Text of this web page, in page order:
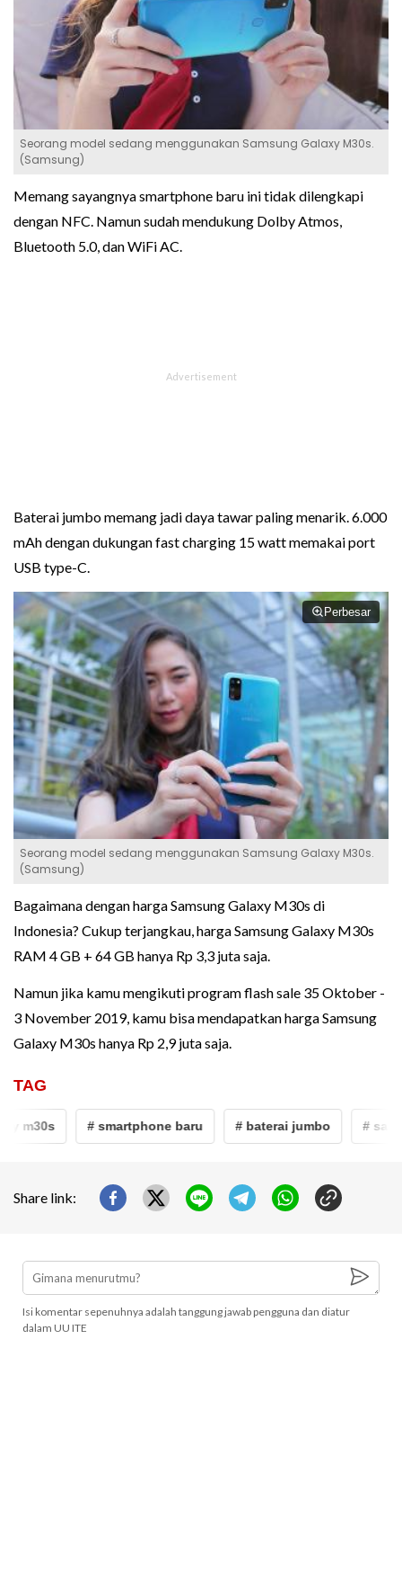
Seorang model sedang menggunakan Samsung Galaxy M30s.
(Samsung)
Memang sayangnya smartphone baru ini tidak dilengkapi
dengan NFC. Namun sudah mendukung Dolby Atmos,
Bluetooth 5.0, dan WiFi AC.
Baterai jumbo memang jadi daya tawar paling menarik. 6.000
mAh dengan dukungan fast charging 15 watt memakai port
USB type-C.
Perbesar
Seorang model sedang menggunakan Samsung Galaxy M30s.
(Samsung)
Bagaimana dengan harga Samsung Galaxy M30s di
Indonesia? Cukup terjangkau, harga Samsung Galaxy M30s
RAM 4 GB + 64 GB hanya Rp 3,3 juta saja.
Namun jika kamu mengikuti program flash sale 35 Oktober -
3 November 2019, kamu bisa mendapatkan harga Samsung
Galaxy M30s hanya Rp 2,9 juta saja.
TAG
m30s # smartphone baru # baterai jumbo #
Share link:
Isi komentar sepenuhnya adalah tanggung jawab pengguna dan diatur
dalam UU ITE